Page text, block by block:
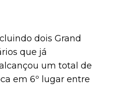
dois Grand
que já
um total de
em 6º lugar entre